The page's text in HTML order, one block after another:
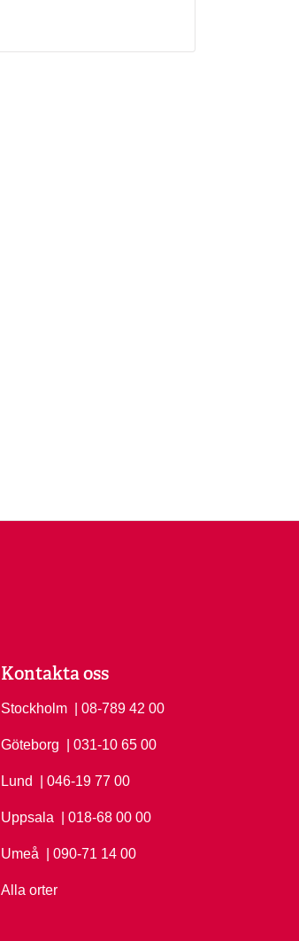
Kontakta oss
Stockholm Ring Stockholm på
| 08-789 42 00
Göteborg Ring Göteborg på
| 031-10 65 00
Lund Ring Lund på
| 046-19 77 00
Uppsala Ring Uppsala på
| 018-68 00 00
Umeå Ring Umeå på
| 090-71 14 00
Alla orter